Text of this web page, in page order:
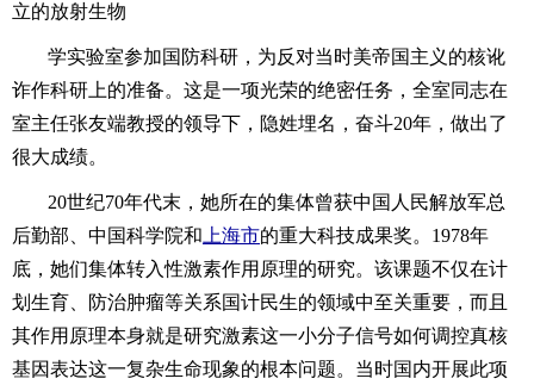
立的放射生物
学实验室参加国防科研，为反对当时美帝国主义的核讹
诈作科研上的准备。这是一项光荣的绝密任务，全室同志在
室主任张友端教授的领导下，隐姓埋名，奋斗20年，做出了
很大成绩。
20世纪70年代末，她所在的集体曾获中国人民解放军总
后勤部、中国科学院和 上海市的重大科技成果奖。1978年
底，她们集体转入性激素作用原理的研究。该课题不仅在计
划生育、防治肿瘤等关系国计民生的领域中至关重要，而且
其作用原理本身就是研究激素这一小分子信号如何调控真核
基因表达这一复杂生命现象的根本问题。当时国内开展此项